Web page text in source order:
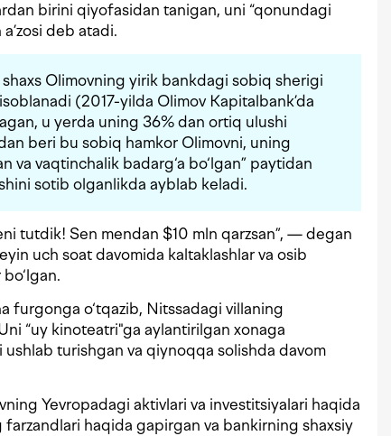
birini qiyofasidan tanigan, uni “qonundagi
deb atadi.
Olimovning yirik bankdagi sobiq sherigi
(2017-yilda Olimov Kapitalbank’da
u yerda uning 36% dan ortiq ulushi
beri bu sobiq hamkor Olimovni, uning
va vaqtinchalik badarg‘a bo‘lgan” paytidan
sotib olganlikda ayblab keladi.
tutdik! Sen mendan $10 mln qarzsan”, — degan
uch soat davomida kaltaklashlar va osib
furgonga o‘tqazib, Nitssadagi villaning
“uy kinoteatri"ga aylantirilgan xonaga
turishgan va qiynoqqa solishda davom
Yevropadagi aktivlari va investitsiyalari haqida
haqida gapirgan va bankirning shaxsiy